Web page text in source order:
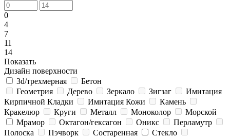
0
4
7
11
14
Показать
Дизайн поверхности
3d/трехмерная
Бетон
Геометрия
Дерево Зеркало Зигзаг
Имитация
Кирпичной Кладки
Имитация Кожи
Камень
Кракелюр
Круги Металл Моноколор
Морской
Мрамор
Октагон/гексагон Оникс
Перламутр
Полоска
Пэчворк Состаренная
Стекло